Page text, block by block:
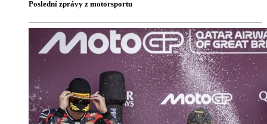
Poslední zprávy z motorsportu